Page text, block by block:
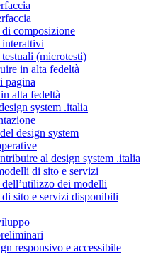
composizione
(microtesti)
in alta fedeltà
pagina
alta fedeltà
system .italia
design system
al design system .italia
di sito e servizi
dei modelli
sito e servizi disponibili
responsivo e accessibile